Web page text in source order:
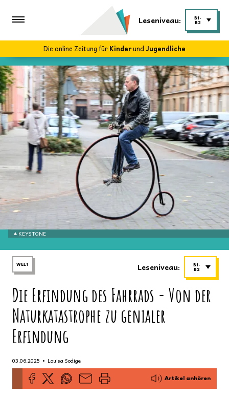
Leseniveau:
B1-
B2
Die online Zeitung fürKinderundJugendliche
KEYSTONE
WELT Leseniveau:
B1-
B2
Die Erfindung des Fahrrads - Von der
Naturkatastrophe zu genialer
Erfindung
03.06.2025 • Louisa Sodige
Artikel anhören